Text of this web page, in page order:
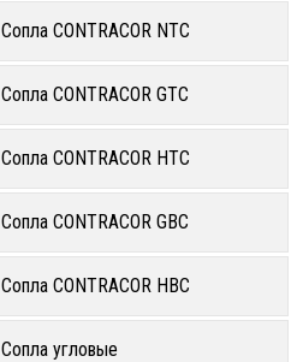
Сопла CONTRACOR NTC
Сопла CONTRACOR GTC
Сопла CONTRACOR HTC
Сопла CONTRACOR GBC
Сопла CONTRACOR HBC
Сопла угловые